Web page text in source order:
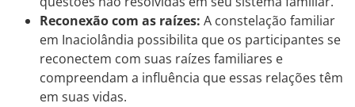
Reconexão com as raízes: A constelação familiar
em Inaciolândia possibilita que os participantes se
reconectem com suas raízes familiares e
compreendam a influência que essas relações têm
em suas vidas.